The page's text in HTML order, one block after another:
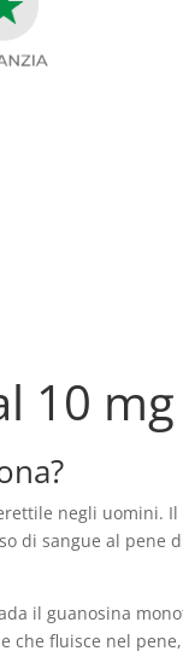
10
negli
di sangue al pene
il guanosina
che fluisce nel